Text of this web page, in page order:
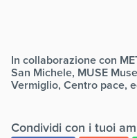
In collaborazione con
San Michele, MUSE
Vermiglio, Centro pace,
Condividi con i tuoi